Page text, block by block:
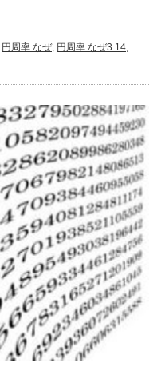
円周率 なぜ, 円周率 なぜ3.14,